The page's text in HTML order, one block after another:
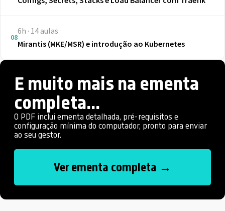
08
6h · 14 aulas
Mirantis (MKE/MSR) e introdução ao Kubernetes
E muito mais na ementa
completa...
O PDF inclui ementa detalhada, pré-requisitos e
configuração mínima do computador, pronto para enviar
ao seu gestor.
Ver ementa completa →